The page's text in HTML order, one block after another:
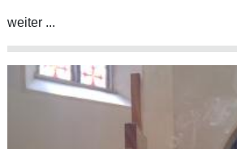
weiter ...